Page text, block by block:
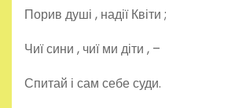
Порив душі , надії Квіти ;
Чиї сини , чиї ми діти , –
Спитай і сам себе суди.